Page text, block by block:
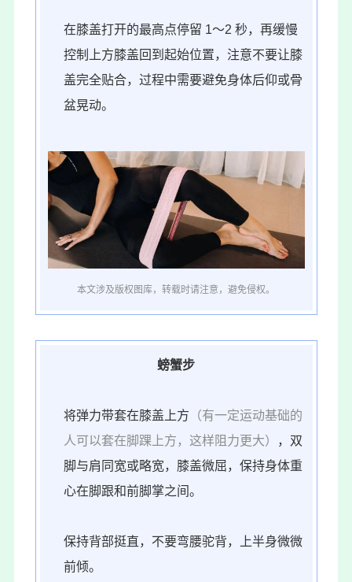
在膝盖打开的最高点停留 1～2 秒，再缓慢
控制上方膝盖回到起始位置，注意不要让膝
盖完全贴合，过程中需要避免身体后仰或骨
盆晃动。
本文涉及版权图库，转载时请注意，避免侵权。
螃蟹步
将弹力带套在膝盖上方 （有一定运动基础的
人可以套在脚踝上方，这样阻力更大）
，双
脚与肩同宽或略宽，膝盖微屈，保持身体重
心在脚跟和前脚掌之间。
保持背部挺直，不要弯腰驼背，上半身微微
前倾。